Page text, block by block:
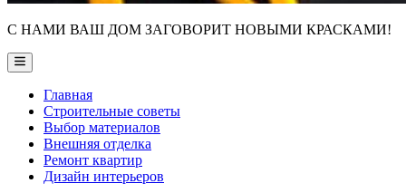
С НАМИ ВАШ ДОМ ЗАГОВОРИТ НОВЫМИ КРАСКАМИ!
Main
Menu
Главная
Строительные советы
Выбор материалов
Внешняя отделка
Ремонт квартир
Дизайн интерьеров